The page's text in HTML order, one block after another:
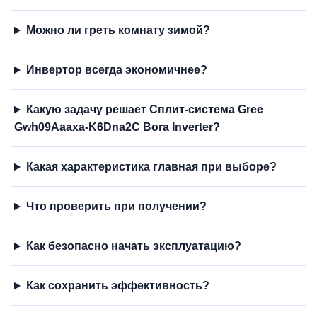
Можно ли греть комнату зимой?
Инвертор всегда экономичнее?
Какую задачу решает Сплит-система Gree
Gwh09Aaaxa-K6Dna2C Bora Inverter?
Какая характеристика главная при выборе?
Что проверить при получении?
Как безопасно начать эксплуатацию?
Как сохранить эффективность?